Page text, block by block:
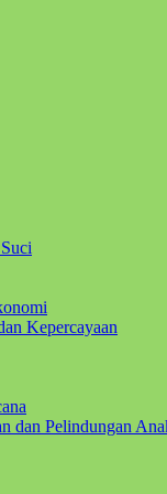
Kepercayaan
dan Pelindungan